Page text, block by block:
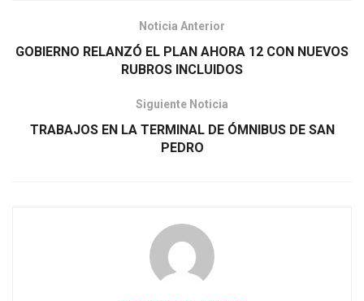
Noticia Anterior
GOBIERNO RELANZÓ EL PLAN AHORA 12 CON NUEVOS
RUBROS INCLUIDOS
Siguiente Noticia
TRABAJOS EN LA TERMINAL DE ÓMNIBUS DE SAN
PEDRO